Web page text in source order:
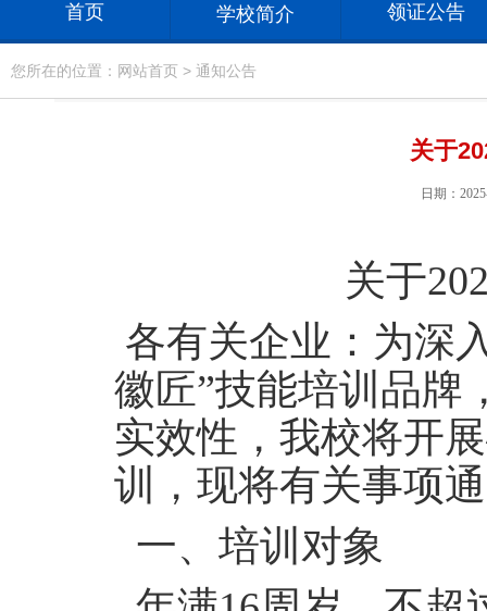
首页 学校简介 领证公告
您所在的位置： 网站首页 > 通知公告
关于
日期：
关于
各有关企业：为深
徽匠”技能培训品牌
实效性，我校将开
训，现将有关事项
一、培训对象